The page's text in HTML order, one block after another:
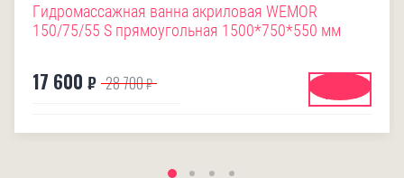
Гидромассажная ванна акриловая WEMOR
150/75/55 S прямоугольная 1500*750*550 мм
17 600 ₽ 28 700₽